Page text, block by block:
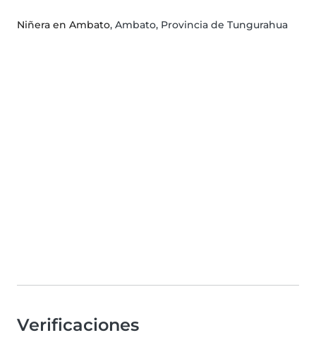
Niñera en Ambato, Ambato, Provincia de Tungurahua
Verificaciones